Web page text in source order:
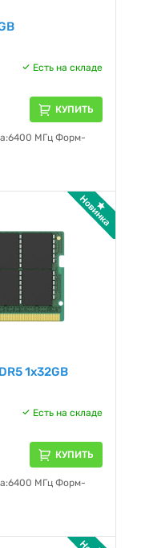
Есть на складе
КУПИТЬ
МГц Форм-
1x32GB
Есть на складе
КУПИТЬ
МГц Форм-